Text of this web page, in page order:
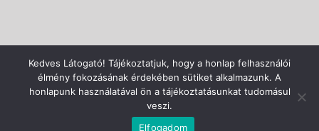
Kedves Látogató! Tájékoztatjuk, hogy a honlap felhasználói
élmény fokozásának érdekében sütiket alkalmazunk. A
honlapunk használatával ön a tájékoztatásunkat tudomásul
veszi.
Elfogadom